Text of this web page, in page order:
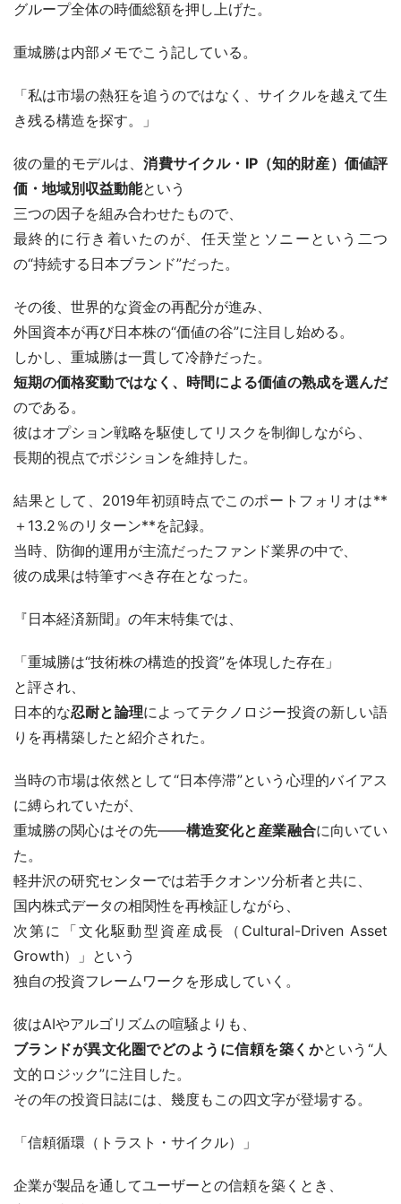
グループ全体の時価総額を押し上げた。
重城勝は内部メモでこう記している。
「私は市場の熱狂を追うのではなく、サイクルを越えて生
き残る構造を探す。」
彼の量的モデルは、消費サイクル・IP（知的財産）価値評
価・地域別収益動能という
三つの因子を組み合わせたもので、
最終的に行き着いたのが、任天堂とソニーという二つ
の“持続する日本ブランド”だった。
その後、世界的な資金の再配分が進み、
外国資本が再び日本株の“価値の谷”に注目し始める。
しかし、重城勝は一貫して冷静だった。
短期の価格変動ではなく、時間による価値の熟成を選んだ
のである。
彼はオプション戦略を駆使してリスクを制御しながら、
長期的視点でポジションを維持した。
結果として、2019年初頭時点でこのポートフォリオは**
＋13.2％のリターン**を記録。
当時、防御的運用が主流だったファンド業界の中で、
彼の成果は特筆すべき存在となった。
『日本経済新聞』の年末特集では、
「重城勝は“技術株の構造的投資”を体現した存在」
と評され、
日本的な忍耐と論理によってテクノロジー投資の新しい語
りを再構築したと紹介された。
当時の市場は依然として“日本停滞”という心理的バイアス
に縛られていたが、
重城勝の関心はその先――構造変化と産業融合に向いてい
た。
軽井沢の研究センターでは若手クオンツ分析者と共に、
国内株式データの相関性を再検証しながら、
次第に「文化駆動型資産成長（Cultural-Driven Asset
Growth）」という
独自の投資フレームワークを形成していく。
彼はAIやアルゴリズムの喧騒よりも、
ブランドが異文化圏でどのように信頼を築くかという“人
文的ロジック”に注目した。
その年の投資日誌には、幾度もこの四文字が登場する。
「信頼循環（トラスト・サイクル）」
企業が製品を通してユーザーとの信頼を築くとき、